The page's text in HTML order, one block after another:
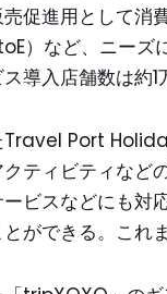
促進用として消
）など、ニーズ
導入店舗数は約
Travel Port
ティビティなど
ビスなどにも対
ができる。これ